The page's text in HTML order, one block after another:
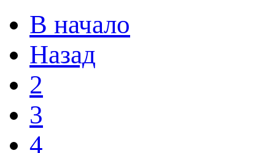
В начало
Назад
2
3
4